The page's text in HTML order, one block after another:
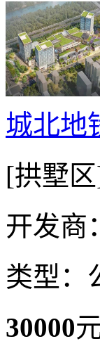
城北地
[拱墅
开发商
类型：
30000